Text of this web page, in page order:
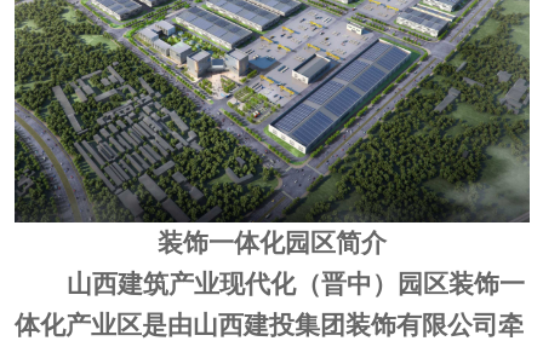
装饰一体化园区简介
山西建筑产业现代化（晋中）园区装饰一
体化产业区是由山西建投集团装饰有限公司牵